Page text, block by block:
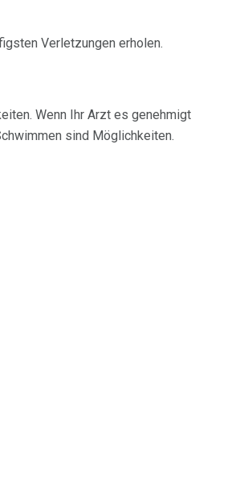
Verletzungen erholen.
Wenn Ihr Arzt es genehmigt
sind Möglichkeiten.